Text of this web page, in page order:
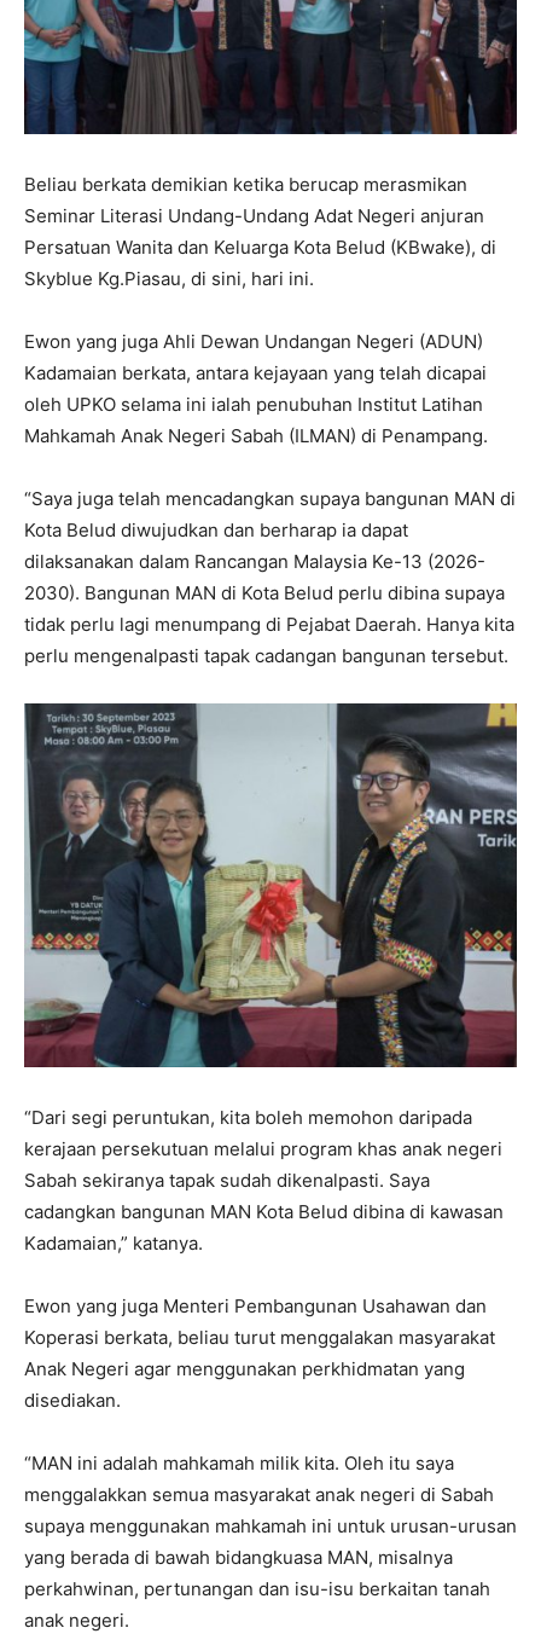
Beliau berkata demikian ketika berucap merasmikan
Seminar Literasi Undang-Undang Adat Negeri anjuran
Persatuan Wanita dan Keluarga Kota Belud (KBwake), di
Skyblue Kg.Piasau, di sini, hari ini.
Ewon yang juga Ahli Dewan Undangan Negeri (ADUN)
Kadamaian berkata, antara kejayaan yang telah dicapai
oleh UPKO selama ini ialah penubuhan Institut Latihan
Mahkamah Anak Negeri Sabah (ILMAN) di Penampang.
“Saya juga telah mencadangkan supaya bangunan MAN di
Kota Belud diwujudkan dan berharap ia dapat
dilaksanakan dalam Rancangan Malaysia Ke-13 (2026-
2030). Bangunan MAN di Kota Belud perlu dibina supaya
tidak perlu lagi menumpang di Pejabat Daerah. Hanya kita
perlu mengenalpasti tapak cadangan bangunan tersebut.
“Dari segi peruntukan, kita boleh memohon daripada
kerajaan persekutuan melalui program khas anak negeri
Sabah sekiranya tapak sudah dikenalpasti. Saya
cadangkan bangunan MAN Kota Belud dibina di kawasan
Kadamaian,” katanya.
Ewon yang juga Menteri Pembangunan Usahawan dan
Koperasi berkata, beliau turut menggalakan masyarakat
Anak Negeri agar menggunakan perkhidmatan yang
disediakan.
“MAN ini adalah mahkamah milik kita. Oleh itu saya
menggalakkan semua masyarakat anak negeri di Sabah
supaya menggunakan mahkamah ini untuk urusan-urusan
yang berada di bawah bidangkuasa MAN, misalnya
perkahwinan, pertunangan dan isu-isu berkaitan tanah
anak negeri.